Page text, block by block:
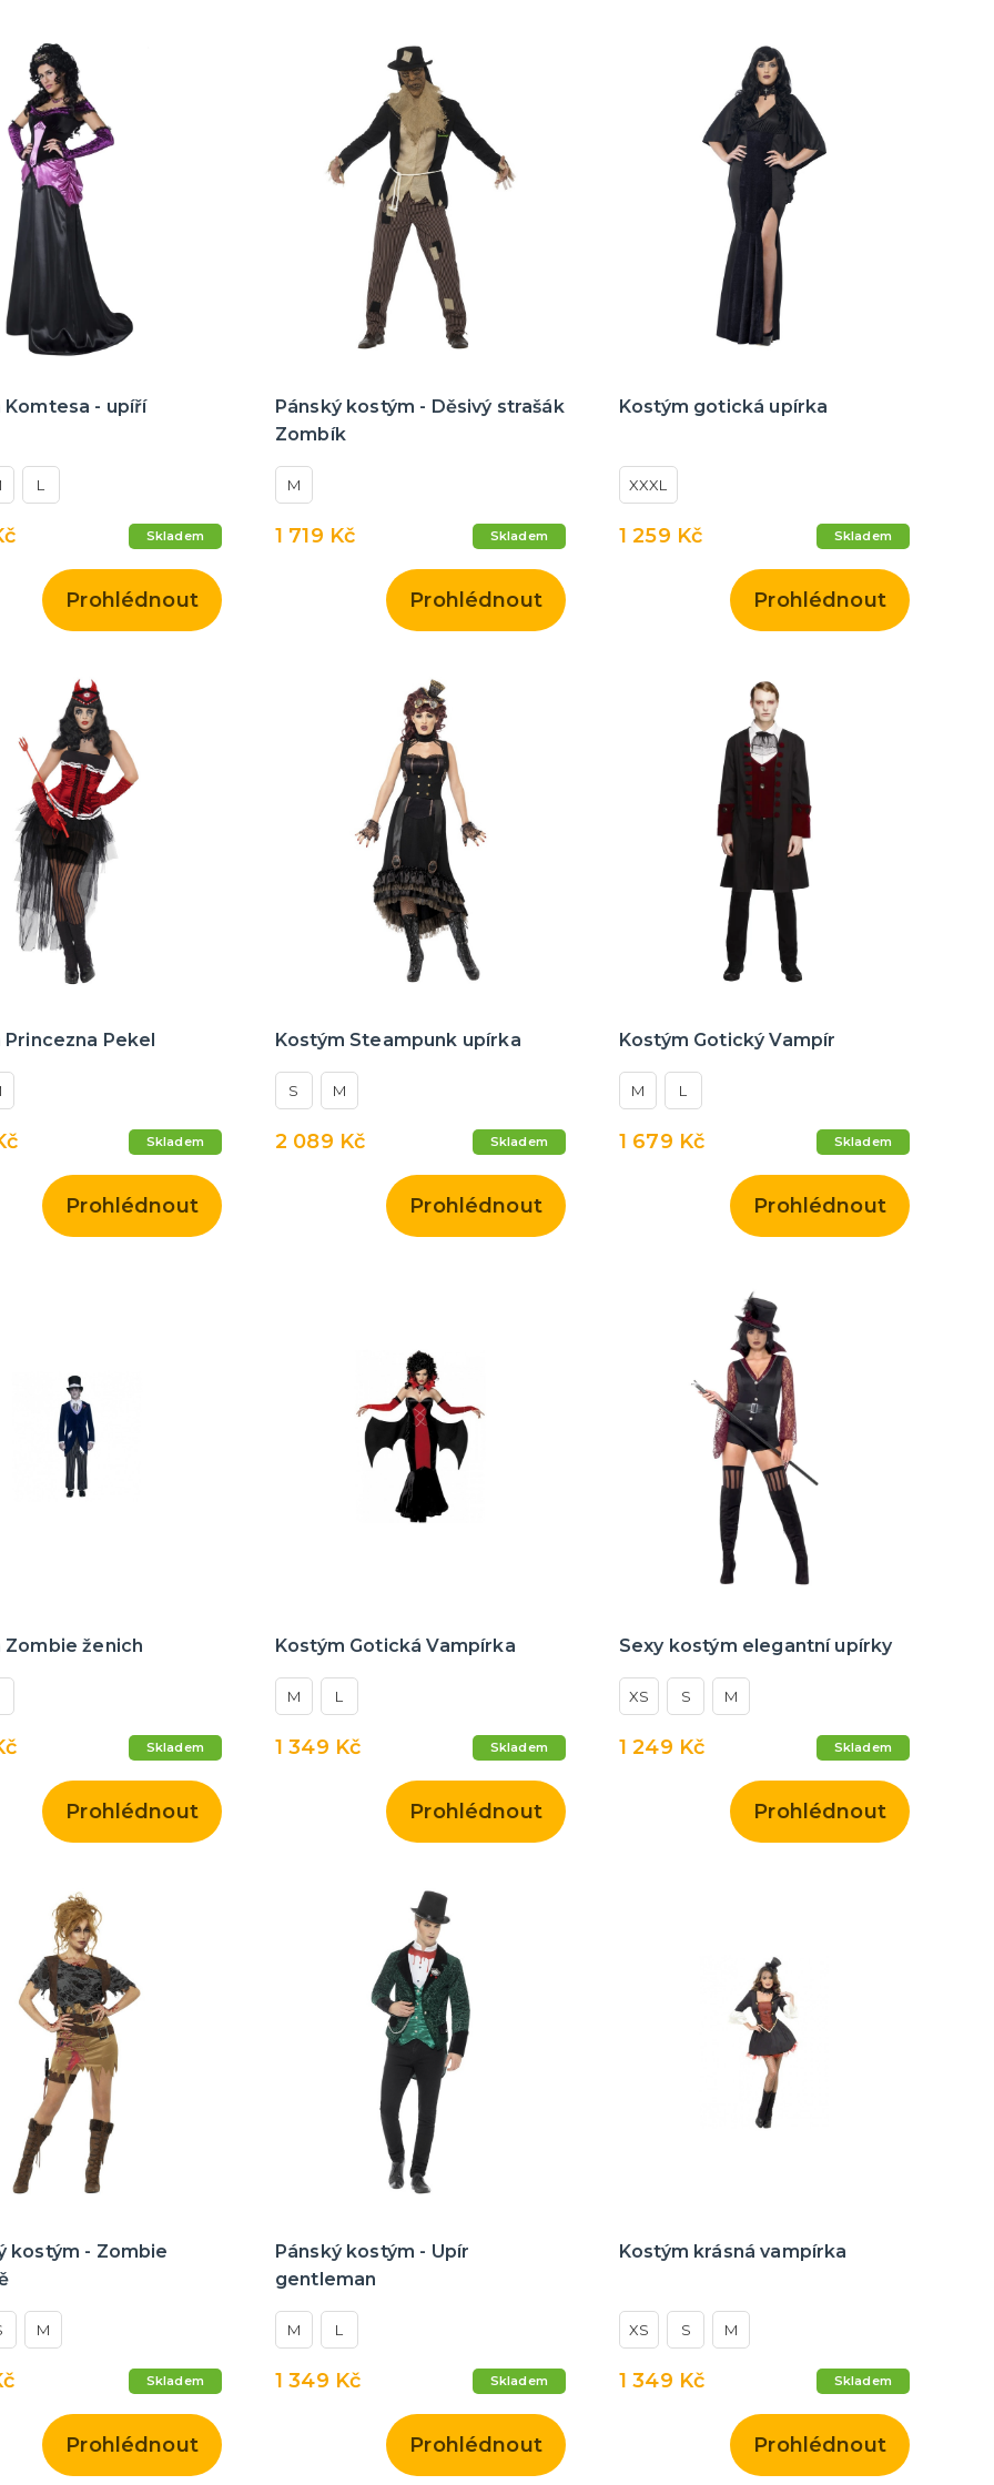
Komtesa - upíří
L
Skladem
Prohlédnout
Pánský kostým - Děsivý strašák
Zombík
M
1 719 Kč Skladem
Prohlédnout
Kostým gotická upírka
XXXL
1 259 Kč Skladem
Prohlédnout
Princezna Pekel
Skladem
Prohlédnout
Kostým Steampunk upírka
S M
2 089 Kč Skladem
Prohlédnout
Kostým Gotický Vampír
M L
1 679 Kč Skladem
Prohlédnout
Zombie ženich
Skladem
Prohlédnout
Kostým Gotická Vampírka
M L
1 349 Kč Skladem
Prohlédnout
Sexy kostým elegantní upírky
XS S M
1 249 Kč Skladem
Prohlédnout
kostým - Zombie
M
Skladem
Prohlédnout
Pánský kostým - Upír
gentleman
M L
1 349 Kč Skladem
Prohlédnout
Kostým krásná vampírka
XS S M
1 349 Kč Skladem
Prohlédnout